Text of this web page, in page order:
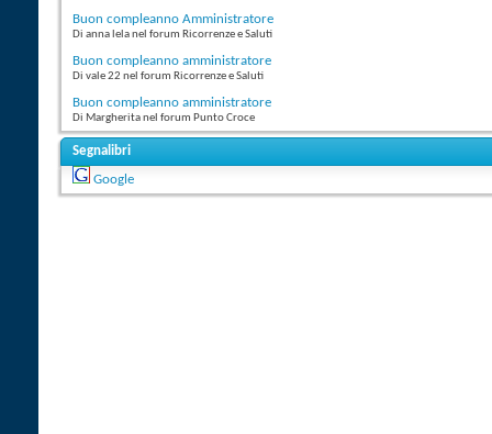
Buon compleanno Amministratore
Di anna lela nel forum Ricorrenze e Saluti
Buon compleanno amministratore
Di vale 22 nel forum Ricorrenze e Saluti
Buon compleanno amministratore
Di Margherita nel forum Punto Croce
Segnalibri
Google